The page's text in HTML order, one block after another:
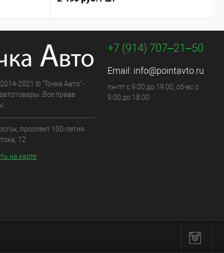
2021 © "Точка Авто" -
Все права
проспект 100-летия
12
на карте
+7 (914) 707‒21‒50
Email: info@pointavto.ru
пн-пт с 9:00 до 19:00, сб-вс с
9:00 до 18:00